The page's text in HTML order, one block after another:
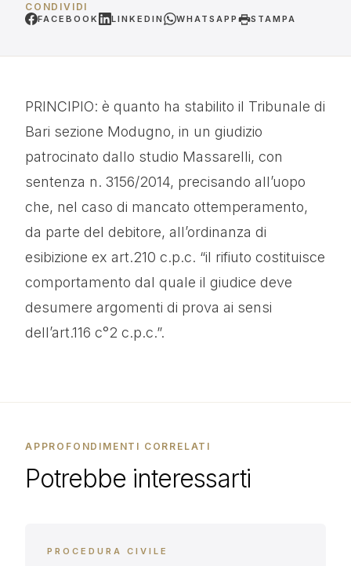
CONDIVIDI
FACEBOOK LINKEDIN WHATSAPP STAMPA
PRINCIPIO: è quanto ha stabilito il Tribunale di
Bari sezione Modugno, in un giudizio
patrocinato dallo studio Massarelli, con
sentenza n. 3156/2014, precisando all’uopo
che, nel caso di mancato ottemperamento,
da parte del debitore, all’ordinanza di
esibizione ex art.210 c.p.c. “il rifiuto costituisce
comportamento dal quale il giudice deve
desumere argomenti di prova ai sensi
dell’art.116 c°2 c.p.c.”.
APPROFONDIMENTI CORRELATI
Potrebbe interessarti
PROCEDURA CIVILE